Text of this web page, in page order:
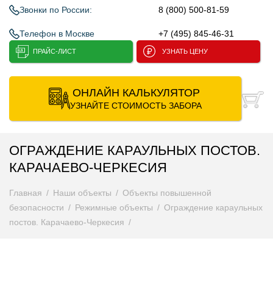
Звонки по России: 8 (800) 500-81-59
Телефон в Москве +7 (495) 845-46-31
ПРАЙС-ЛИСТ УЗНАТЬ ЦЕНУ
ОНЛАЙН КАЛЬКУЛЯТОР
УЗНАЙТЕ СТОИМОСТЬ ЗАБОРА
ОГРАЖДЕНИЕ КАРАУЛЬНЫХ ПОСТОВ.
КАРАЧАЕВО-ЧЕРКЕСИЯ
Главная Наши объекты
Объекты повышенной
безопасности
Режимные объекты
Ограждение караульных
постов. Карачаево-Черкесия